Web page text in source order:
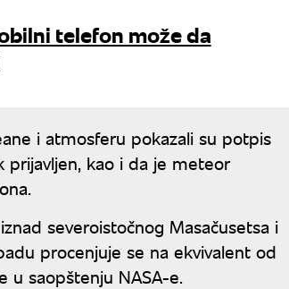
telefon može da
i atmosferu pokazali su potpis
kao i da je meteor
severoistočnog Masačusetsa i
procenjuje se na ekvivalent od
u saopštenju NASA-e.